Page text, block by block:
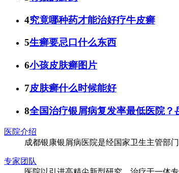
4究竟哪种药才能治好疗牛皮癣
5生癣要忌口什么东西
6小孩皮肤癣图片
7皮肤癣什么时候能好
8全国治疗银屑病复发率最低医院？
医院介绍
成都银康银屑病医院是经国家卫生主管部
专家团队